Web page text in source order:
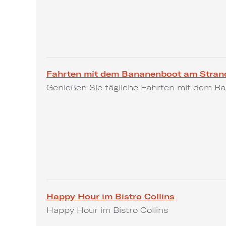
Fahrten mit dem Bananenboot am
Genießen Sie tägliche Fahrten mit dem
Happy Hour im Bistro Collins
Happy Hour im Bistro Collins